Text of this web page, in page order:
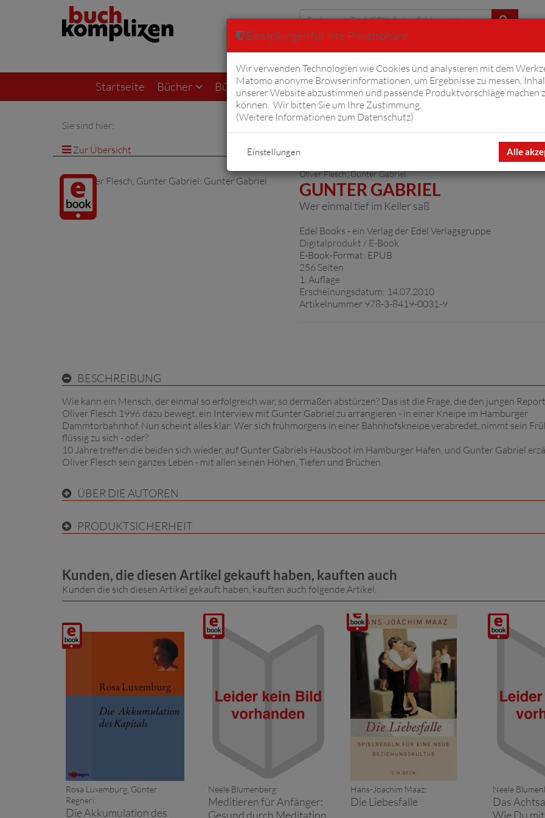
Erweiterte Suche
Startseite Bücher Bücher von Fiftyfifty Hörbücher Komplizen
Sie sind hier:
Zur Übersicht
Digitalprodukt
/ E-Book
Oliver Flesch,Gunter Gabriel
GUNTER GABRIEL
Wer einmal tief im Keller saß
Edel Books - ein Verlag der Edel Verlagsgruppe
Digitalprodukt / E-Book
E-Book-Format: EPUB
256 Seiten
1. Auflage
Erscheinungsdatum: 14.07.2010
Artikelnummer 978-3-8419-0031-9
BESCHREIBUNG
Wie kann ein Mensch, der einmal so erfolgreich war, so dermaßen abstürzen? Das ist die Frage, die den jungen
Oliver Flesch 1996 dazu bewegt, ein Interview mit Gunter Gabriel zu arrangieren - in einer Kneipe im Hamburger
Dammtorbahnhof. Nun scheint alles klar: Wer sich frühmorgens in einer Bahnhofskneipe verabredet, nimmt sein
flüssig zu sich - oder?
10 Jahre treffen die beiden sich wieder, auf Gunter Gabriels Hausboot im Hamburger Hafen, und Gunter Gabriel
Oliver Flesch sein ganzes Leben - mit allen seinen Höhen, Tiefen und Brüchen.
ÜBER DIE AUTOREN
PRODUKTSICHERHEIT
Kunden, die diesen Artikel gekauft haben, kauften auch
Kunden die sich diesen Artikel gekauft haben, kauften auch folgende Artikel.
Digitalprodukt
/ E-
Rosa Luxemburg, Günter
Regneri:
Die Akkumulation des
Digitalprodukt
/ E-
Neele Blumenberg:
Meditieren für Anfänger:
Gesund durch Meditation
Digitalprodukt
/ E-
Book
Hans-Joachim Maaz:
Die Liebesfalle
Digitalprodukt
/ E-
Neele
Das
Wie Du
Einstellungen für Ihre Privatsphäre
Wir verwenden Technologien wie Cookies und analysieren mit dem
Matomo anonyme Browserinformationen, um Ergebnisse zu messen,
unserer Website abzustimmen und passende Produktvorschläge machen
können. Wir bitten Sie um Ihre Zustimmung.
(Weitere Informationen zum Datenschutz)
Alle
Einstellungen